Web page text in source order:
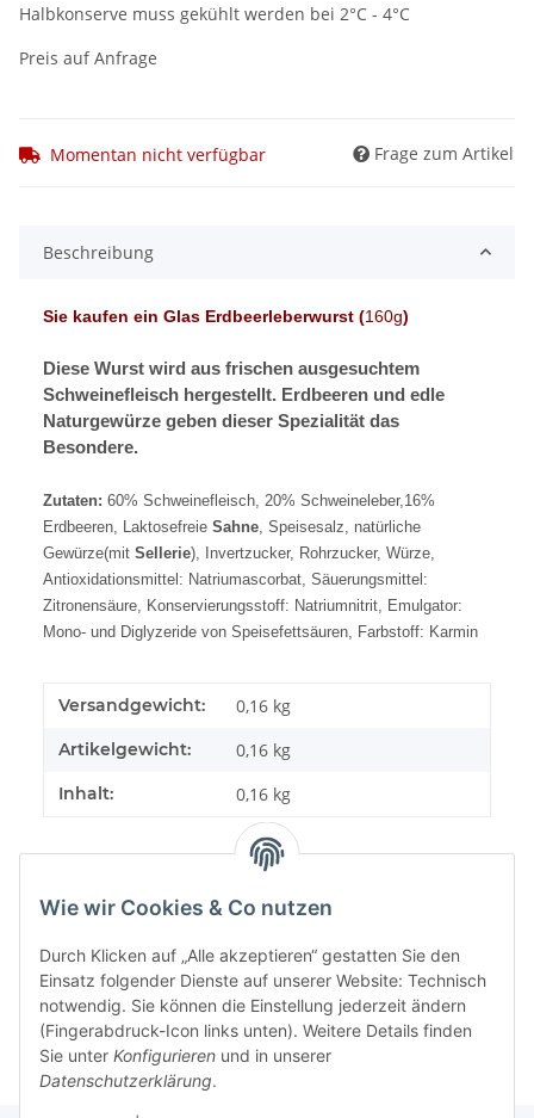
Halbkonserve muss gekühlt werden bei 2°C - 4°C
Preis auf Anfrage
Momentan nicht verfügbar Frage zum Artikel
Beschreibung
Sie kaufen ein Glas Erdbeerleberwurst (160g)
Diese Wurst wird aus frischen ausgesuchtem
Schweinefleisch hergestellt. Erdbeeren und edle
Naturgewürze geben dieser Spezialität das
Besondere.
Zutaten: 60% Schweinefleisch, 20% Schweineleber,16%
Erdbeeren, Laktosefreie Sahne , Speisesalz, natürliche
Gewürze(mit Sellerie), Invertzucker, Rohrzucker, Würze,
Antioxidationsmittel: Natriumascorbat, Säuerungsmittel:
Zitronensäure, Konservierungsstoff: Natriumnitrit, Emulgator:
Mono- und Diglyzeride von Speisefettsäuren, Farbstoff: Karmin
Versandgewicht: 0,16 kg
Artikelgewicht: 0,16 kg
Inhalt: 0,16 kg
Benachrichtigen, wenn verfügbar
Wie wir Cookies & Co nutzen
Durch Klicken auf „Alle akzeptieren“ gestatten Sie den
Einsatz folgender Dienste auf unserer Website: Technisch
notwendig. Sie können die Einstellung jederzeit ändern
(Fingerabdruck-Icon links unten). Weitere Details finden
Sie unter Konfigurieren und in unserer
Datenschutzerklärung.